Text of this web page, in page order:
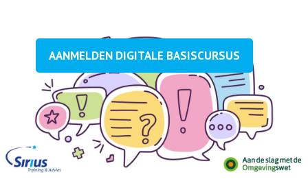
AANMELDEN DIGITALE BASISCURSUS